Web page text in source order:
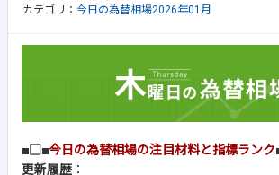
カテゴリ： 今日の為替相場2026年01月
■□■今日の為替相場の注目材料と指標ランク
更新履歴 ：